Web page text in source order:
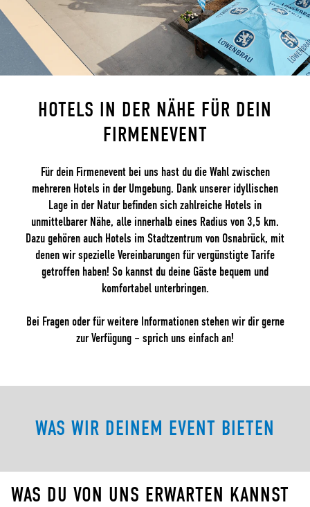
HOTELS IN DER NÄHE FÜR DEIN
FIRMENEVENT
Für dein Firmenevent bei uns hast du die Wahl zwischen
mehreren Hotels in der Umgebung. Dank unserer idyllischen
Lage in der Natur befinden sich zahlreiche Hotels in
unmittelbarer Nähe, alle innerhalb eines Radius von 3,5 km.
Dazu gehören auch Hotels im Stadtzentrum von Osnabrück, mit
denen wir spezielle Vereinbarungen für vergünstigte Tarife
getroffen haben! So kannst du deine Gäste bequem und
komfortabel unterbringen.
Bei Fragen oder für weitere Informationen stehen wir dir gerne
zur Verfügung – sprich uns einfach an!
WAS WIR DEINEM EVENT BIETEN
WAS DU VON UNS ERWARTEN KANNST